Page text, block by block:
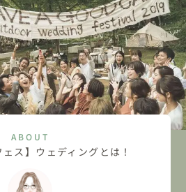
ABOUT
ェス】ウェディングとは！